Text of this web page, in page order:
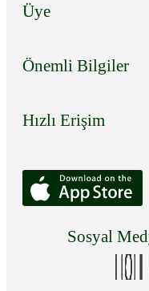
Üye
Önemli Bilgiler
Hızlı Erişim
Sosyal